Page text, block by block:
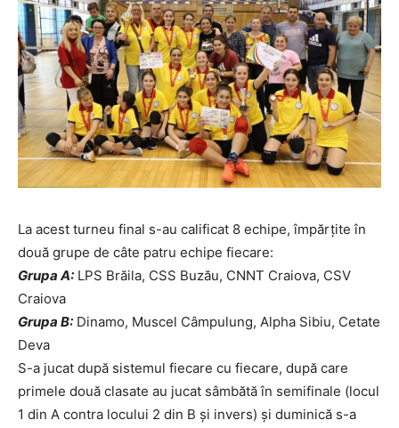
La acest turneu final s-au calificat 8 echipe, împărțite în
două grupe de câte patru echipe fiecare:
Grupa A: LPS Brăila, CSS Buzău, CNNT Craiova, CSV
Craiova
Grupa B: Dinamo, Muscel Câmpulung, Alpha Sibiu, Cetate
Deva
S-a jucat după sistemul fiecare cu fiecare, după care
primele două clasate au jucat sâmbătă în semifinale (locul
1 din A contra locului 2 din B și invers) și duminică s-a